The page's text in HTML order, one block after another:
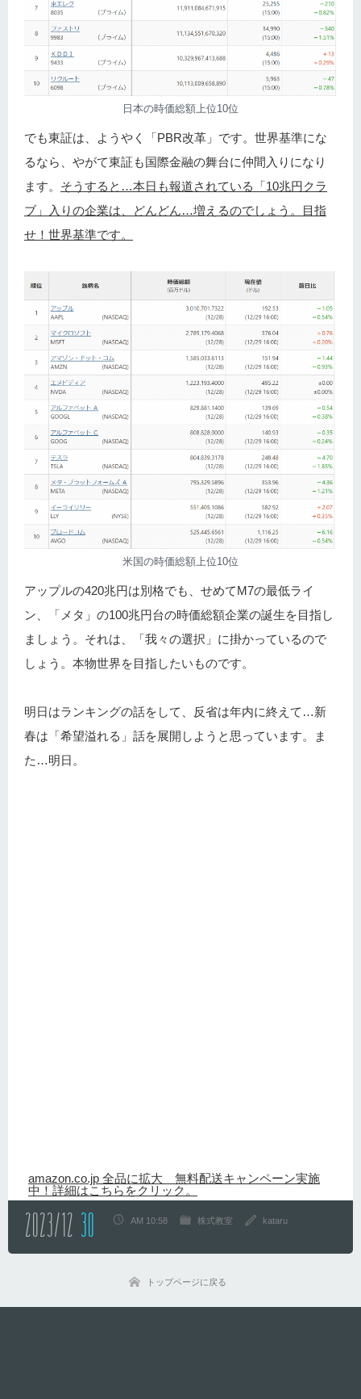
日本の時価総額上位10位
でも東証は、ようやく「PBR改革」です。世界基準にな
るなら、やがて東証も国際金融の舞台に仲間入りになり
ます。 そうすると…本日も報道されている「10兆円クラ
ブ」入りの企業は、どんどん…増えるのでしょう。目指
せ！世界基準です。
米国の時価総額上位10位
アップルの420兆円は別格でも、せめてM7の最低ライ
ン、「メタ」の100兆円台の時価総額企業の誕生を目指し
ましょう。それは、「我々の選択」に掛かっているので
しょう。本物世界を目指したいものです。
明日はランキングの話をして、反省は年内に終えて…新
春は「希望溢れる」話を展開しようと思っています。ま
た…明日。
amazon.co.jp 全品に拡大 無料配送キャンペーン実施
中！詳細はこちらをクリック。
2023/12 30 AM 10:58 株式教室 kataru
トップページに戻る